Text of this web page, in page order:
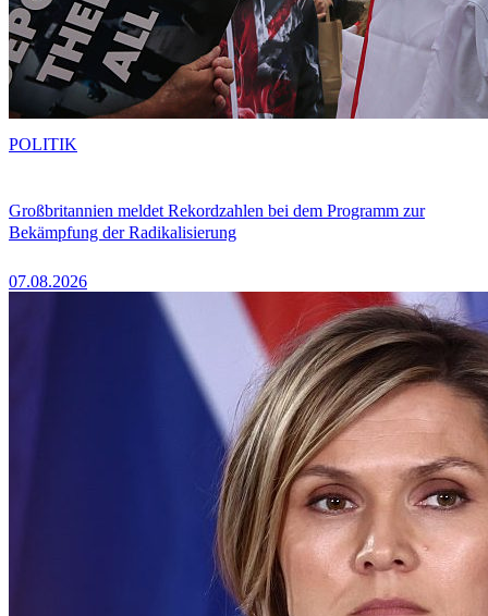
Großbritannien meldet Rekordzahlen bei dem Programm zur
Bekämpfung der Radikalisierung
07.08.2026
POLITIK